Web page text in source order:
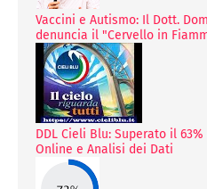
Vaccini e Autismo: Il Dott.
denuncia il "Cervello in
DDL Cieli Blu: Superato il
Online e Analisi dei Dati